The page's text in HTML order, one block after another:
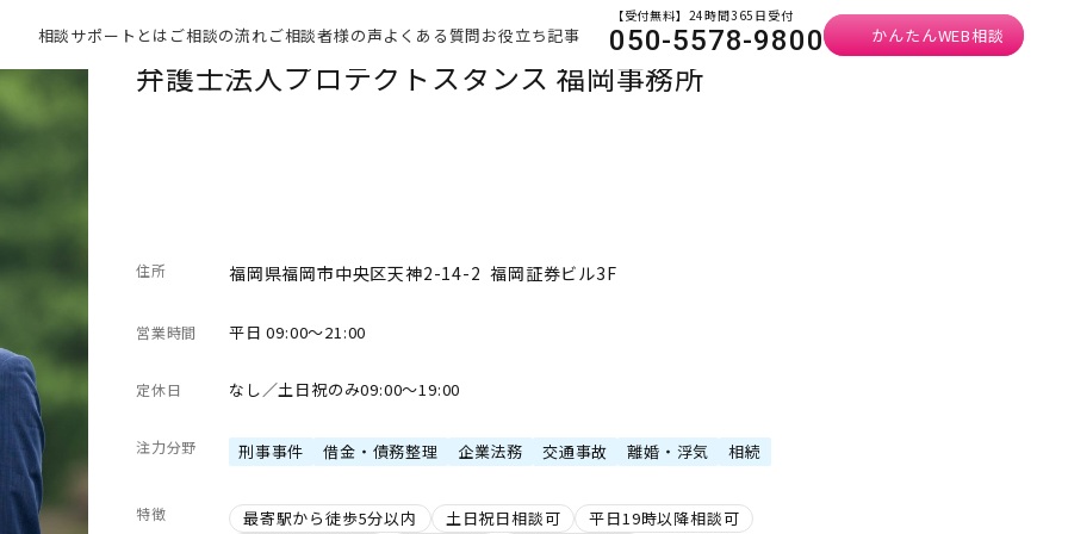
相談サポートとは ご相談の流れご相談者様の声よくある質問お役立ち記事
【受付無料】24時間365日受付
050-5578-9800 かんたんWEB相談
弁護士法人プロテクトスタンス 福岡事務所
住所 福岡県福岡市中央区天神2-14-2 福岡証券ビル3F
営業時間 平日 09:00～21:00
定休日 なし／土日祝のみ09:00～19:00
注力分野 刑事事件 借金・債務整理 企業法務 交通事故 離婚・浮気 相続
特徴 最寄駅から徒歩5分以内 土日祝日相談可 平日19時以降相談可